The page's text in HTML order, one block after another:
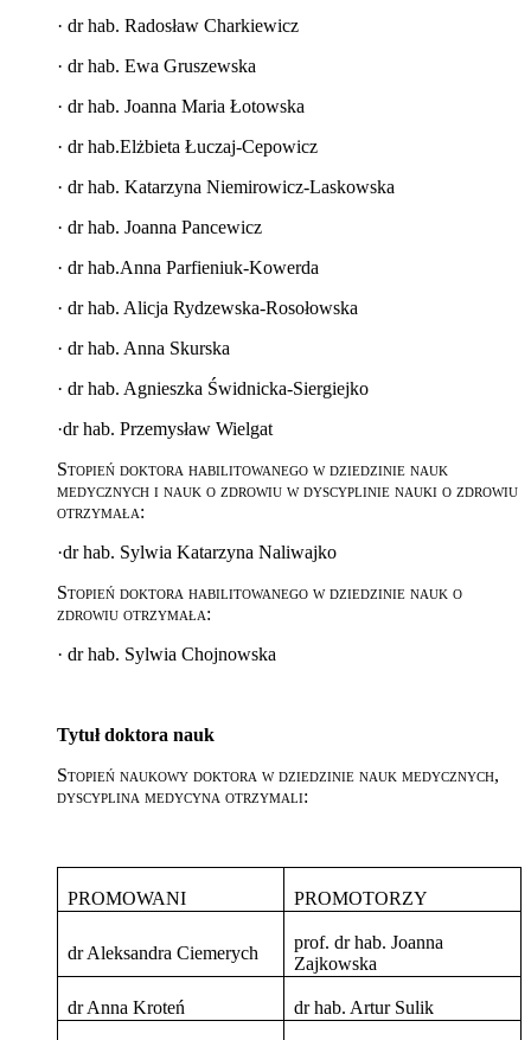
· dr hab. Radosław Charkiewicz
· dr hab. Ewa Gruszewska
· dr hab. Joanna Maria Łotowska
· dr hab.Elżbieta Łuczaj-Cepowicz
· dr hab. Katarzyna Niemirowicz-Laskowska
· dr hab. Joanna Pancewicz
· dr hab.Anna Parfieniuk-Kowerda
· dr hab. Alicja Rydzewska-Rosołowska
· dr hab. Anna Skurska
· dr hab. Agnieszka Świdnicka-Siergiejko
·dr hab. Przemysław Wielgat
Stopień doktora habilitowanego w dziedzinie nauk
medycznych i nauk o zdrowiu w dyscyplinie nauki o zdrowiu
otrzymała:
·dr hab. Sylwia Katarzyna Naliwajko
Stopień doktora habilitowanego w dziedzinie nauk o
zdrowiu otrzymała:
· dr hab. Sylwia Chojnowska
Tytuł doktora nauk
Stopień naukowy doktora w dziedzinie nauk medycznych,
dyscyplina medycyna otrzymali:
PROMOWANI PROMOTORZY
dr Aleksandra Ciemerych
prof. dr hab. Joanna
Zajkowska
dr Anna Kroteń dr hab. Artur Sulik